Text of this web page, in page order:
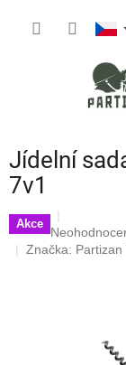
Jídelní
7v1
Akce
Průměrné
hodnocení
hvězdiček.
Značka: Partizan